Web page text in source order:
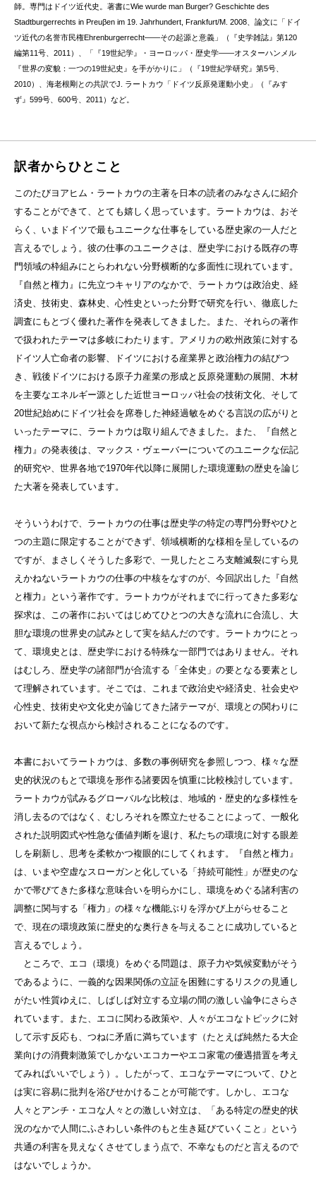
師。専門はドイツ近代史。著書にWie wurde man Burger? Geschichte des
Stadtburgerrechts in Preuβen im 19. Jahrhundert, Frankfurt/M. 2008、論文に「ドイ
ツ近代の名誉市民権Ehrenburgerrecht——その起源と意義」（『史学雑誌』第120
編第11号、2011）、「『19世紀学』・ヨーロッパ・歴史学——オスターハンメル
『世界の変貌：一つの19世紀史』を手がかりに」（『19世紀学研究』第5号、
2010）、海老根剛との共訳でJ. ラートカウ「ドイツ反原発運動小史」（『みす
ず』599号、600号、2011）など。
訳者からひとこと
このたびヨアヒム・ラートカウの主著を日本の読者のみなさんに紹介
することができて、とても嬉しく思っています。ラートカウは、おそ
らく、いまドイツで最もユニークな仕事をしている歴史家の一人だと
言えるでしょう。彼の仕事のユニークさは、歴史学における既存の専
門領域の枠組みにとらわれない分野横断的な多面性に現れています。
『自然と権力』に先立つキャリアのなかで、ラートカウは政治史、経
済史、技術史、森林史、心性史といった分野で研究を行い、徹底した
調査にもとづく優れた著作を発表してきました。また、それらの著作
で扱われたテーマは多岐にわたります。アメリカの欧州政策に対する
ドイツ人亡命者の影響、ドイツにおける産業界と政治権力の結びつ
き、戦後ドイツにおける原子力産業の形成と反原発運動の展開、木材
を主要なエネルギー源とした近世ヨーロッパ社会の技術文化、そして
20世紀始めにドイツ社会を席巻した神経過敏をめぐる言説の広がりと
いったテーマに、ラートカウは取り組んできました。また、『自然と
権力』の発表後は、マックス・ヴェーバーについてのユニークな伝記
的研究や、世界各地で1970年代以降に展開した環境運動の歴史を論じ
た大著を発表しています。
そういうわけで、ラートカウの仕事は歴史学の特定の専門分野やひと
つの主題に限定することができず、領域横断的な様相を呈しているの
ですが、まさしくそうした多彩で、一見したところ支離滅裂にすら見
えかねないラートカウの仕事の中核をなすのが、今回訳出した『自然
と権力』という著作です。ラートカウがそれまでに行ってきた多彩な
探求は、この著作においてはじめてひとつの大きな流れに合流し、大
胆な環境の世界史の試みとして実を結んだのです。ラートカウにとっ
て、環境史とは、歴史学における特殊な一部門ではありません。それ
はむしろ、歴史学の諸部門が合流する「全体史」の要となる要素とし
て理解されています。そこでは、これまで政治史や経済史、社会史や
心性史、技術史や文化史が論じてきた諸テーマが、環境との関わりに
おいて新たな視点から検討されることになるのです。
本書においてラートカウは、多数の事例研究を参照しつつ、様々な歴
史的状況のもとで環境を形作る諸要因を慎重に比較検討しています。
ラートカウが試みるグローバルな比較は、地域的・歴史的な多様性を
消し去るのではなく、むしろそれを際立たせることによって、一般化
された説明図式や性急な価値判断を退け、私たちの環境に対する眼差
しを刷新し、思考を柔軟かつ複眼的にしてくれます。『自然と権力』
は、いまや空虚なスローガンと化している「持続可能性」が歴史のな
かで帯びてきた多様な意味合いを明らかにし、環境をめぐる諸利害の
調整に関与する「権力」の様々な機能ぶりを浮かび上がらせること
で、現在の環境政策に歴史的な奥行きを与えることに成功していると
言えるでしょう。
ところで、エコ（環境）をめぐる問題は、原子力や気候変動がそう
であるように、一義的な因果関係の立証を困難にするリスクの見通し
がたい性質ゆえに、しばしば対立する立場の間の激しい論争にさらさ
れています。また、エコに関わる政策や、人々がエコなトピックに対
して示す反応も、つねに矛盾に満ちています（たとえば純然たる大企
業向けの消費刺激策でしかないエコカーやエコ家電の優遇措置を考え
てみればいいでしょう）。したがって、エコなテーマについて、ひと
は実に容易に批判を浴びせかけることが可能です。しかし、エコな
人々とアンチ・エコな人々との激しい対立は、「ある特定の歴史的状
況のなかで人間にふさわしい条件のもと生き延びていくこと」という
共通の利害を見えなくさせてしまう点で、不幸なものだと言えるので
はないでしょうか。